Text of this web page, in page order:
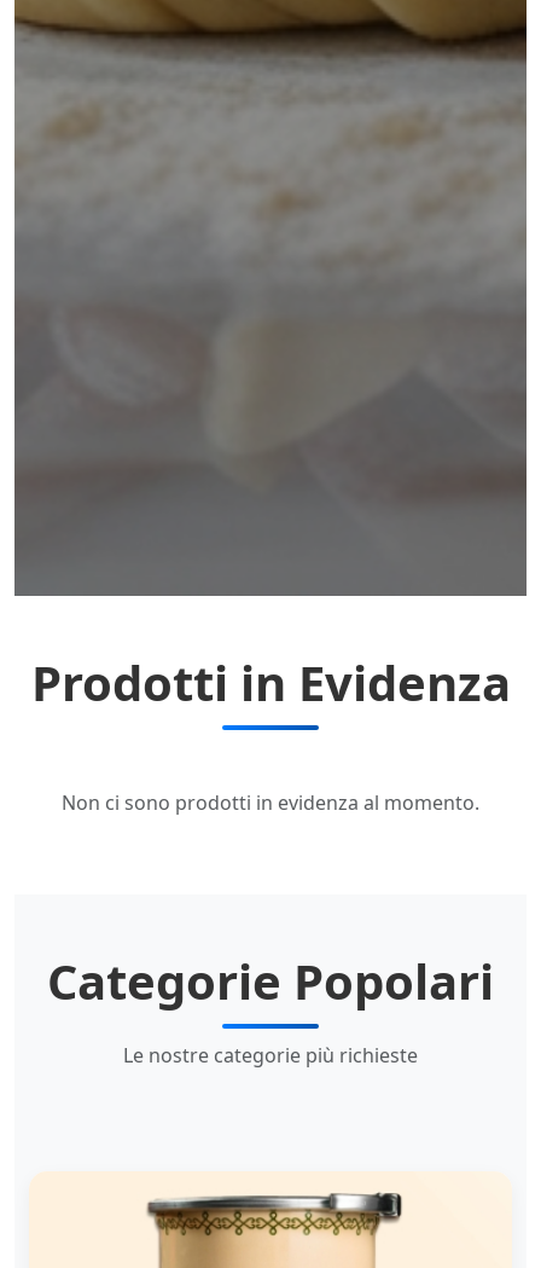
Prodotti in Evidenza
Non ci sono prodotti in evidenza al momento.
Categorie Popolari
Le nostre categorie più richieste